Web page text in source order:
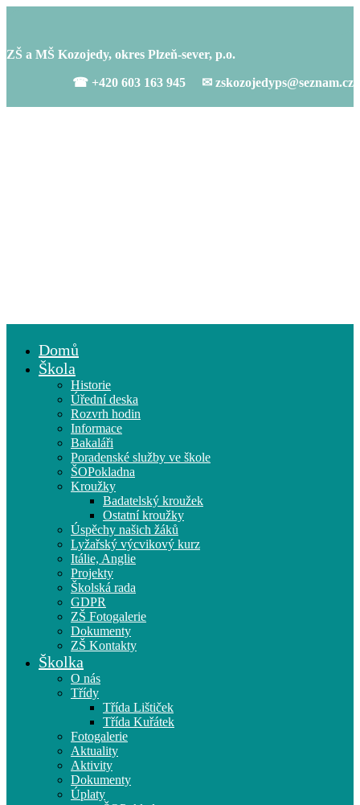
ZŠ a MŠ Kozojedy, okres Plzeň-sever, p.o.
☎ +420 603 163 945 ✉ zskozojedyps@seznam.cz
Domů
Škola
Historie
Úřední deska
Rozvrh hodin
Informace
Bakaláři
Poradenské služby ve škole
ŠOPokladna
Kroužky
Badatelský kroužek
Ostatní kroužky
Úspěchy našich žáků
Lyžařský výcvikový kurz
Itálie, Anglie
Projekty
Školská rada
GDPR
ZŠ Fotogalerie
Dokumenty
ZŠ Kontakty
Školka
O nás
Třídy
Třída Lištiček
Třída Kuřátek
Fotogalerie
Aktuality
Aktivity
Dokumenty
Úplaty